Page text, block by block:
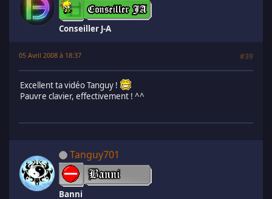
Conseiller J-A
05 Avril 2008 à 18:37 #39
Excellent ta vidéo Tanguy !
Pauvre clavier, effectivement ! ^^
Tanguy701
Banni